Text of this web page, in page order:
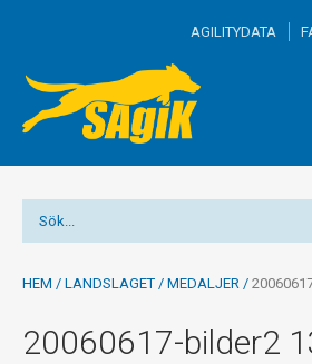
AGILITYDATA
HEM / LANDSLAGET / MEDALJER /
20060617-bilder2